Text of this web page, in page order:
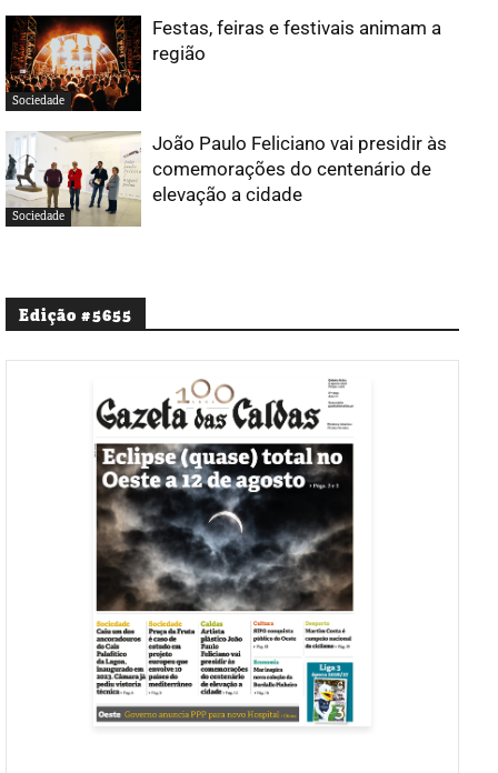
Sociedade
Festas, feiras e festivais animam a
região
Sociedade
João Paulo Feliciano vai presidir às
comemorações do centenário de
elevação a cidade
Edição #5655